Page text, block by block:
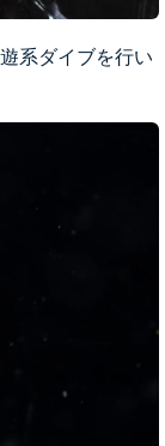
系ダイブを行い